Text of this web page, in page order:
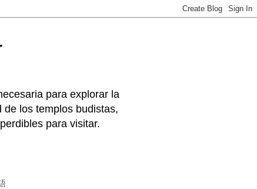
para explorar la
los templos budistas,
para visitar.